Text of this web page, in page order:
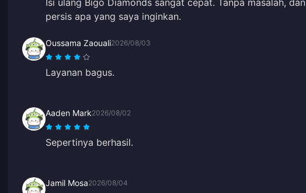
persis apa yang saya inginkan.
Oussama Zaouali2026/08/03
Layanan bagus.
Aaden Mark2026/08/02
Sepertinya berhasil.
Jamil Mosa2026/08/04